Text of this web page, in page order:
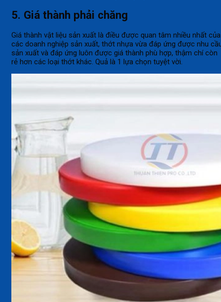
5. Giá thành phải chăng
Giá thành vật liệu sản xuất là điều được quan tâm nhiều nhất của
các doanh nghiệp sản xuất, thớt nhựa vừa đáp ứng được nhu
sản xuất và đáp ứng luôn được giá thành phù hợp, thậm chí còn
rẻ hơn các loại thớt khác. Quả là 1 lựa chọn tuyệt vời.